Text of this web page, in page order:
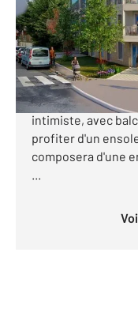
Appartement
230
Découvrez ce
au 3ème et
intimiste, avec
profiter d'un
composera d'une
...